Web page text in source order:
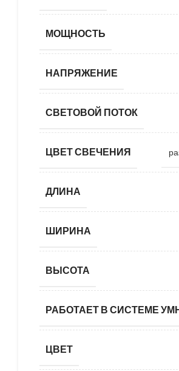
МОЩНОСТЬ
НАПРЯЖЕНИЕ
СВЕТОВОЙ ПОТОК
ЦВЕТ СВЕЧЕНИЯ
ДЛИНА
ШИРИНА
ВЫСОТА
РАБОТАЕТ В СИСТЕМЕ
ЦВЕТ